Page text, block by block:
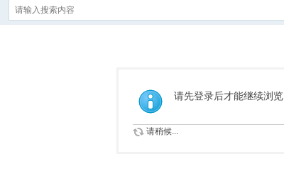
请先登录后才能继续浏览
请稍候...